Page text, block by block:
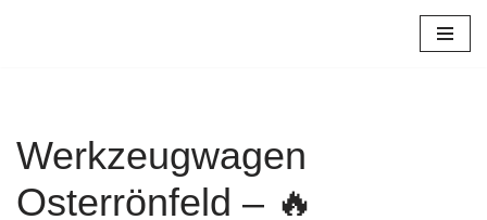
Werkzeugwagen
Osterrönfeld – 🔥